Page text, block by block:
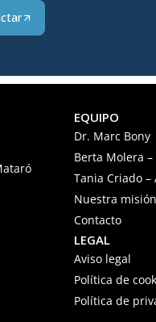
EQUIPO
Dr. Marc Bony
Berta Molera
Tania Criado
Nuestra misión
Contacto
LEGAL
Aviso legal
Política de
Política de